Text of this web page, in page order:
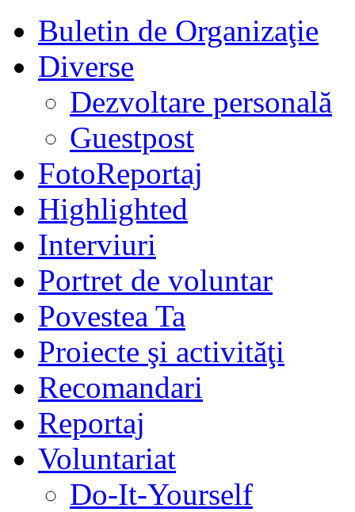
Buletin de Organizaţie
Diverse
Dezvoltare personală
Guestpost
FotoReportaj
Highlighted
Interviuri
Portret de voluntar
Povestea Ta
Proiecte şi activităţi
Recomandari
Reportaj
Voluntariat
Do-It-Yourself